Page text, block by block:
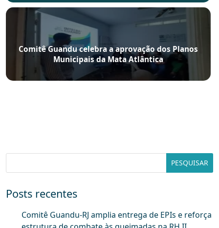
Comitê Guandu celebra a aprovação dos Planos
Municipais da Mata Atlântica
Posts recentes
Comitê Guandu-RJ amplia entrega de EPIs e reforça